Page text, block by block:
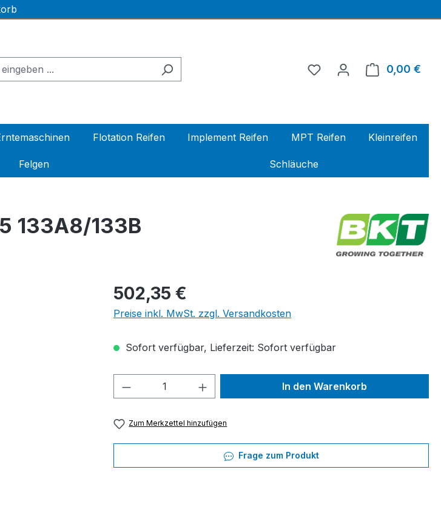
0,00 €
Flotation Reifen Implement Reifen MPT Reifen Kleinreifen
Felgen Schläuche
133A8/133B
Regulärer Preis:
502,35 €
Preise inkl. MwSt. zzgl. Versandkosten
Sofort verfügbar, Lieferzeit: Sofort verfügbar
Produkt Anzahl: Gib den gewünschten Wert
In den Warenkorb
Zum Merkzettel hinzufügen
Frage zum Produkt